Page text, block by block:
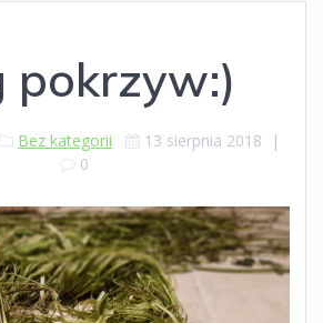
pokrzyw:)
Bez kategorii 13 sierpnia 2018 |
0